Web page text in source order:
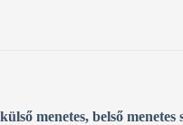
külső menetes, belső